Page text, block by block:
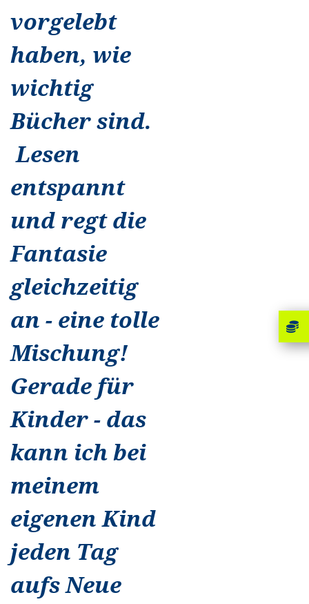
vorgelebt
haben, wie
wichtig
Bücher sind.
Lesen
entspannt
und regt die
Fantasie
gleichzeitig
an - eine tolle
Mischung!
Gerade für
Kinder - das
kann ich bei
meinem
eigenen Kind
jeden Tag
aufs Neue